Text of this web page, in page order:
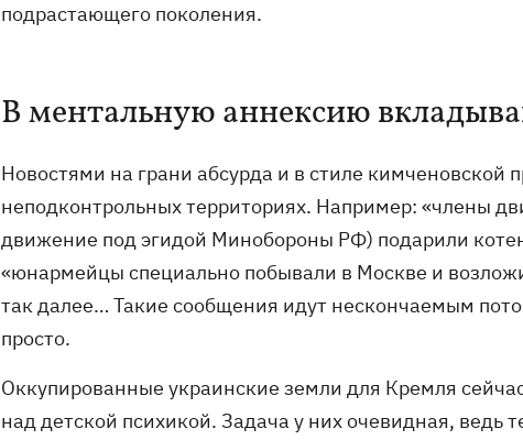
подрастающего поколения.
В ментальную аннексию
Новостями на грани абсурда и в стиле
неподконтрольных территориях. Например: «члены
движение под эгидой Минобороны РФ) подарили
«юнармейцы специально побывали в Москве и
так далее… Такие сообщения идут нескончаемым
просто.
Оккупированные украинские земли для Кремля
над детской психикой. Задача у них очевидная, ведь